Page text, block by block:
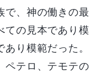
で、神の働きの最
ての見本であり模
り模範だった。
ペテロ、テモテの